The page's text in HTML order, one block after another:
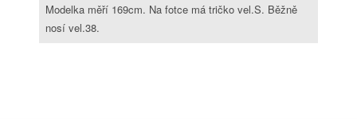
Modelka měří 169cm. Na fotce má tričko vel.S. Běžně
nosí vel.38.